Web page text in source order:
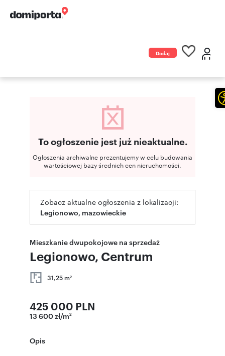
Dodaj
To ogłoszenie jest już nieaktualne.
Ogłoszenia archiwalne prezentujemy w celu budowania
wartościowej bazy średnich cen nieruchomości.
Zobacz aktualne ogłoszenia z lokalizacji:
Legionowo, mazowieckie
Mieszkanie dwupokojowe na sprzedaż
Legionowo, Centrum
31,25 m2
425 000 PLN
13 600 zł/m2
Opis